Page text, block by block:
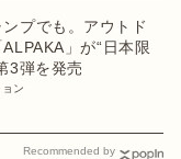
プでも。アウトド
」が“日本限
3弾を発売
ン
Recommended by